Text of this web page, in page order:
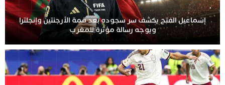
إسماعيل الفتح يكشف سر سجوده بعد قمة الأرجنتين وإنجلترا
ويوجه رسالة مؤثرة للمغرب